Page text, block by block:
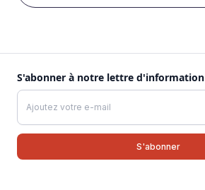
S'abonner à notre lettre d'information